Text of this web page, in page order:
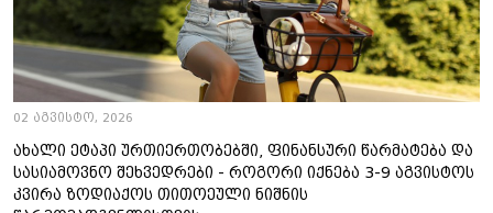
02 აგვისტო, 2026
ახალი ეტაპი ურთიერთობებში, ფინანსური წარმატება და
სასიამოვნო შეხვედრები - როგორი იქნება 3-9 აგვისტოს
კვირა ზოდიაქოს თითოეული ნიშნის